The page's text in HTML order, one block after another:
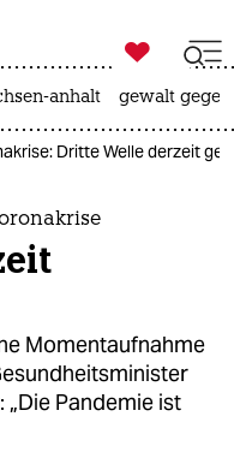

taz zahl ich
anhalt gewalt
Dritte Welle derzeit
Momentaufnahme
Pandemie ist